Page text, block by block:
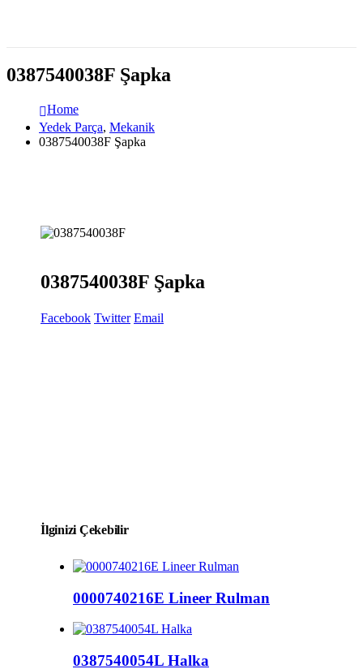
0387540038F Şapka
Home
Yedek Parça, Mekanik
0387540038F Şapka
0387540038F Şapka
Facebook Twitter Email
İlginizi Çekebilir
0000740216E Lineer Rulman
0387540054L Halka